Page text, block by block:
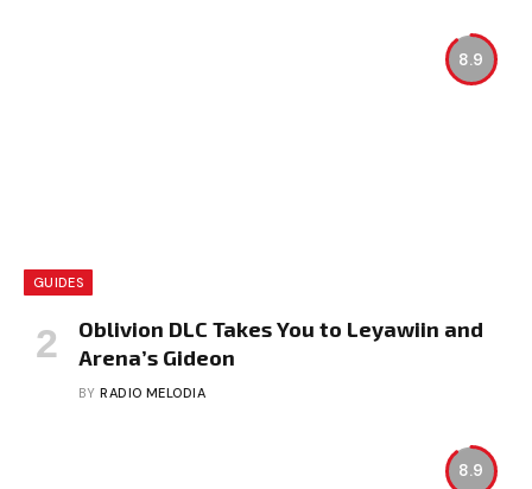
8.9
GUIDES
Oblivion DLC Takes You to Leyawiin and
Arena’s Gideon
BY RADIO MELODIA
8.9